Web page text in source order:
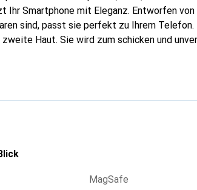
Ihr Smartphone mit Eleganz. Entworfen
sind, passt sie perfekt zu Ihrem
Haut. Sie wird zum schicken und
MagSafe